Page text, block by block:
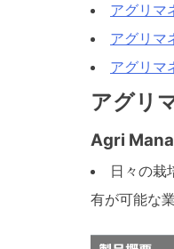
アグリマ
アグリマ
アグリマ
アグリ
Agri
日々の栽
有が可能な